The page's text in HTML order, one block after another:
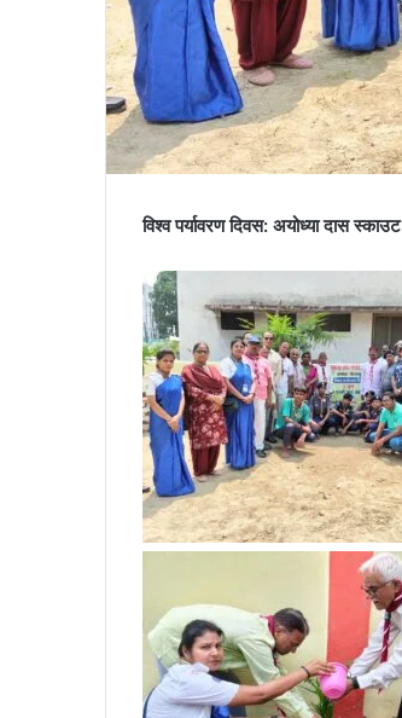
विश्व पर्यावरण दिवस: अयोध्या दास